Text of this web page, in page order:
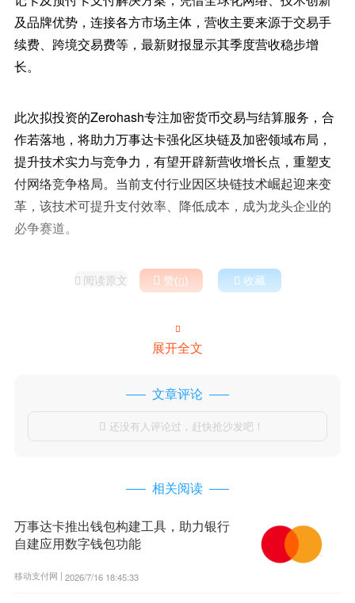
及品牌优势，连接各方市场主体，营收主要来源于交易手
续费、跨境交易费等，最新财报显示其季度营收稳步增
长。
此次拟投资的Zerohash专注加密货币交易与结算服务，合
作若落地，将助力万事达卡强化区块链及加密领域布局，
提升技术实力与竞争力，有望开辟新营收增长点，重塑支
付网络竞争格局。当前支付行业因区块链技术崛起迎来变
革，该技术可提升支付效率、降低成本，成为龙头企业的
必争赛道。
 阅读原文  赞()  收藏

展开全文
文章评论
 还没有人评论过，赶快抢沙发吧！
相关阅读
万事达卡推出钱包构建工具，助力银行
自建应用数字钱包功能
移动支付网 | 2026/7/16 18:45:33